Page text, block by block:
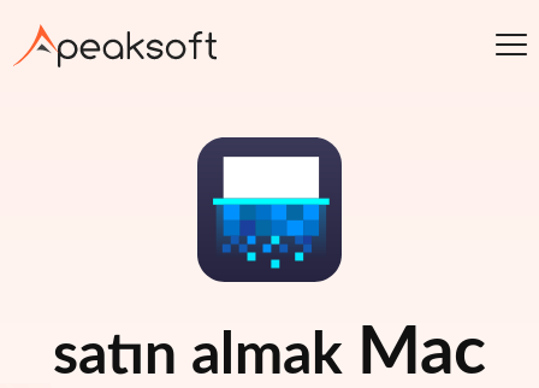
satın almak Mac